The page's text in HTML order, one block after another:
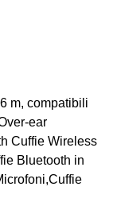
m, compatibili
ear
Cuffie Wireless
Bluetooth in